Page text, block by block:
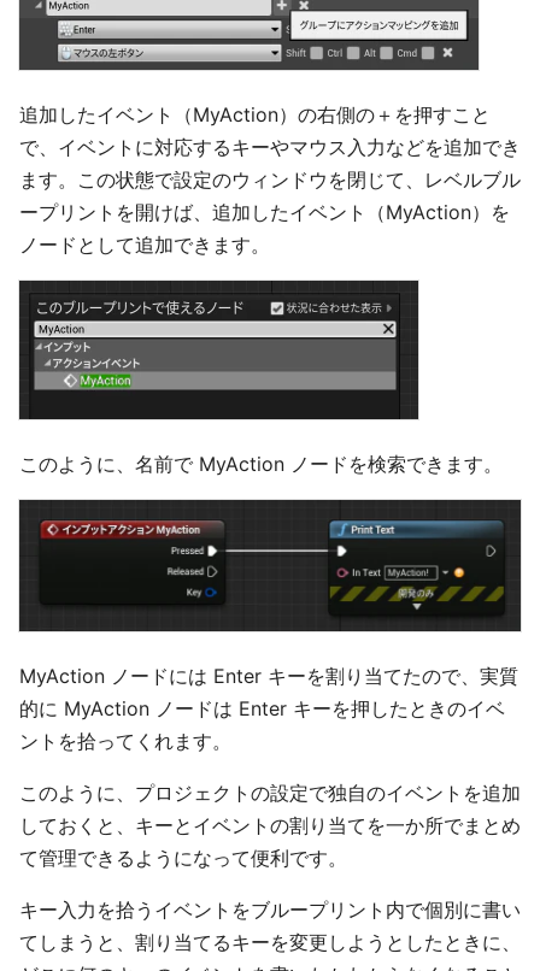
追加したイベント（MyAction）の右側の＋を押すこと
で、イベントに対応するキーやマウス入力などを追加でき
ます。この状態で設定のウィンドウを閉じて、レベルブル
ープリントを開けば、追加したイベント（MyAction）を
ノードとして追加できます。
このように、名前で MyAction ノードを検索できます。
MyAction ノードには Enter キーを割り当てたので、実質
的に MyAction ノードは Enter キーを押したときのイベ
ントを拾ってくれます。
このように、プロジェクトの設定で独自のイベントを追加
しておくと、キーとイベントの割り当てを一か所でまとめ
て管理できるようになって便利です。
キー入力を拾うイベントをブループリント内で個別に書い
てしまうと、割り当てるキーを変更しようとしたときに、